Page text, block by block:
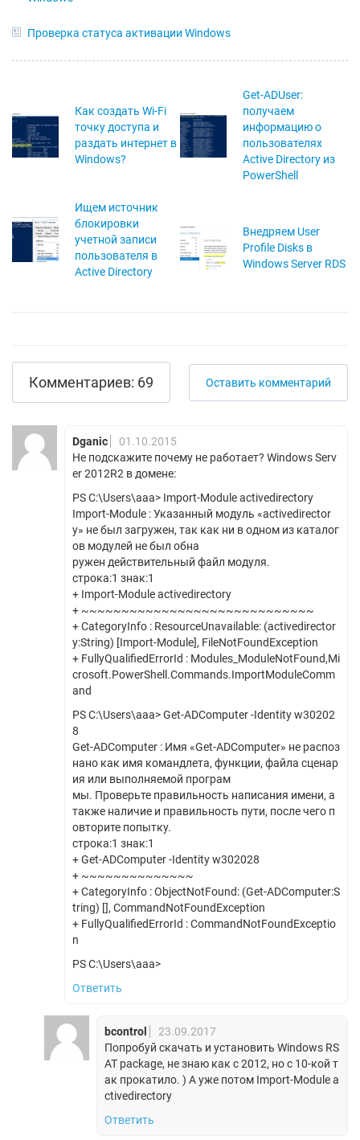
Проверка статуса активации Windows
Как создать Wi-Fi
точку доступа и
раздать интернет в
Windows?
Get-ADUser:
получаем
информацию о
пользователях
Active Directory из
PowerShell
Ищем источник
блокировки
учетной записи
пользователя в
Active Directory
Внедряем User
Profile Disks в
Windows Server RDS
Комментариев: 69 Оставить комментарий
Dganic
01.10.2015
Не подскажите почему не работает? Windows Serv
er 2012R2 в домене:
PS C:\Users\aaa> Import-Module activedirectory
Import-Module : Указанный модуль «activedirector
y» не был загружен, так как ни в одном из каталог
ов модулей не был обна
ружен действительный файл модуля.
строка:1 знак:1
+ Import-Module activedirectory
+ ~~~~~~~~~~~~~~~~~~~~~~~~~~~~~
+ CategoryInfo : ResourceUnavailable: (activedirector
y:String) [Import-Module], FileNotFoundException
+ FullyQualifiedErrorId : Modules_ModuleNotFound,Mi
crosoft.PowerShell.Commands.ImportModuleComm
and
PS C:\Users\aaa> Get-ADComputer -Identity w30202
8
Get-ADComputer : Имя «Get-ADComputer» не распоз
нано как имя командлета, функции, файла сценар
ия или выполняемой програм
мы. Проверьте правильность написания имени, а
также наличие и правильность пути, после чего п
овторите попытку.
строка:1 знак:1
+ Get-ADComputer -Identity w302028
+ ~~~~~~~~~~~~~~
+ CategoryInfo : ObjectNotFound: (Get-ADComputer:S
tring) [], CommandNotFoundException
+ FullyQualifiedErrorId : CommandNotFoundExceptio
n
PS C:\Users\aaa>
Ответить
bcontrol
23.09.2017
Попробуй скачать и установить Windows RS
AT package, не знаю как с 2012, но с 10-кой т
ак прокатило. ) А уже потом Import-Module a
ctivedirectory
Ответить